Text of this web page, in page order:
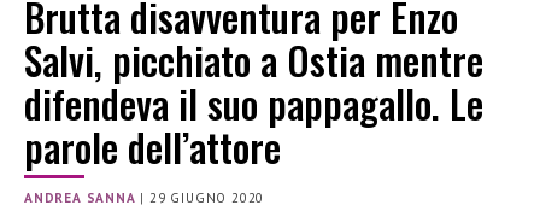
Brutta disavventura per Enzo
Salvi, picchiato a Ostia mentre
difendeva il suo pappagallo. Le
parole dell’attore
ANDREA SANNA |29 GIUGNO 2020